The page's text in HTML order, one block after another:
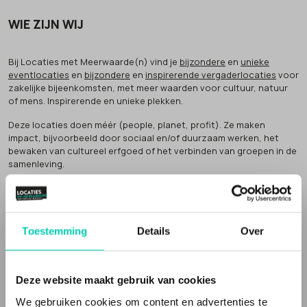
Toestemming Details Over
Deze website maakt gebruik van cookies
We gebruiken cookies om content en advertenties te
WIE ZIJN WIJ
Bij Locaties met Meerwaarde(n) vind je bijzondere en unieke
eventlocaties en bijzondere en inspirerende vergaderlocaties voor
zakelijke bijeenkomsten, met meer waarden voor cultuur, natuur
of mens. Inspirerende en unieke plekken.
Deze locaties doen méér (people, planet, profit). Ze maken
impact, bijvoorbeeld door sociaal en/of duurzaam werken, het
bewaken van cultureel erfgoed of het verbinden van groepen in de
samenleving.
Dat noemen wij
'meer waarden' voor natuur, cultuur of mens.
Een Locatie met Meerwaarde(n) vertelt een verhaal. Vaak zijn de
vergaderlocaties en evenementenlocaties gevestigd in een
en/of inrichting is niet standaard. Het zijn
unieke locaties
verhaal, die echt iets toevoegen aan je evenement of bijeenkomst.